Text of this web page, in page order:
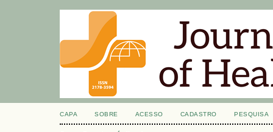
CAPA SOBRE ACESSO CADASTRO PESQUISA